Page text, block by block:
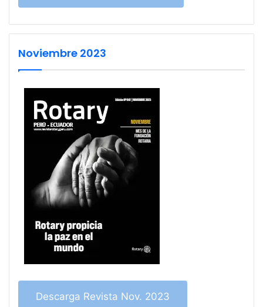
Noviembre 2023
Descarga Revista Nov. 2023